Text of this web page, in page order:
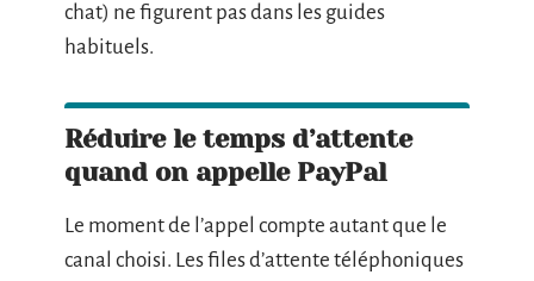
chat) ne figurent pas dans les guides
habituels.
Réduire le temps d’attente
quand on appelle PayPal
Le moment de l’appel compte autant que le
canal choisi. Les files d’attente téléphoniques